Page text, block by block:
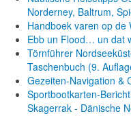
Norderney, Baltrum,
Handboek varen op de
Ebb un Flood… un dat
Törnführer
Taschenbuch (9.
Gezeiten-Navigation &
Sportbootkarten-
Skagerrak - Dänische